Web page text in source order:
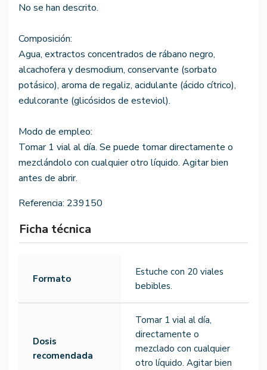
No se han descrito.
Composición:
Agua, extractos concentrados de rábano negro,
alcachofera y desmodium, conservante (sorbato
potásico), aroma de regaliz, acidulante (ácido cítrico),
edulcorante (glicósidos de esteviol).
Modo de empleo:
Tomar 1 vial al día. Se puede tomar directamente o
mezclándolo con cualquier otro líquido. Agitar bien
antes de abrir.
Referencia: 239150
Ficha técnica
Formato
Estuche con 20 viales
bebibles.
Dosis
recomendada
Tomar 1 vial al día,
directamente o
mezclado con cualquier
otro líquido. Agitar bien